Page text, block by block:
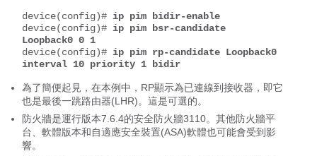
device(config)# ip pim bidir-enable
device(config)# ip pim bsr-candidate
Loopback0 0 1
device(config)# ip pim rp-candidate Loopback0
interval 10 priority 1 bidir
為了簡便起見，在本例中，RP顯示為已連線到接收器，即它
也是最後一跳路由器(LHR)。這是可選的。
防火牆是運行版本7.6.4的安全防火牆3110。其他防火牆平
台、軟體版本和自適應安全裝置(ASA)軟體也可能會受到影
響。